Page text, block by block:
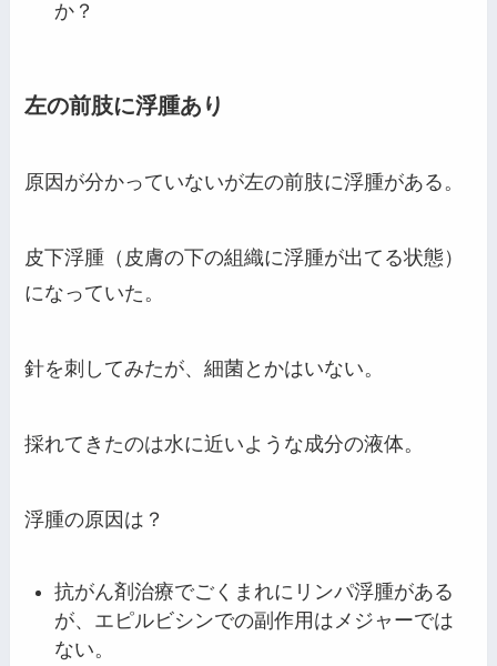
か？
左の前肢に浮腫あり
原因が分かっていないが左の前肢に浮腫がある。
皮下浮腫（皮膚の下の組織に浮腫が出てる状態）
になっていた。
針を刺してみたが、細菌とかはいない。
採れてきたのは水に近いような成分の液体。
浮腫の原因は？
抗がん剤治療でごくまれにリンパ浮腫がある
が、エピルビシンでの副作用はメジャーでは
ない。